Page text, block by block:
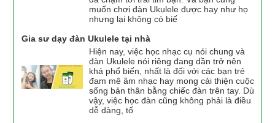
muốn chơi đàn Ukulele được hay như họ
nhưng lại không có biế
Gia sư dạy đàn Ukulele tại nhà
Hiện nay, việc học nhạc cụ nói chung và
đàn Ukulele nói riêng đang dần trở nên
khá phổ biến, nhất là đối với các bạn trẻ
đam mê âm nhạc hay mong cải thiện cuộc
sống bản thân bằng chiếc đàn trên tay. Dù
vậy, việc học đàn cũng không phải là điều
dễ dàng, tố